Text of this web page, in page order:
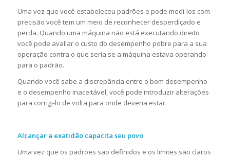
Uma vez que você estabeleceu padrões e pode medi-los com
precisão você tem um meio de reconhecer desperdiçado e
perda. Quando uma máquina não está executando direito
você pode avaliar o custo do desempenho pobre para a sua
operação contra o que seria se a máquina estava operando
para o padrão.
Quando você sabe a discrepância entre o bom desempenho
e o desempenho inaceitável, você pode introduzir alterações
para corrigi-lo de volta para onde deveria estar.
Alcançar a exatidão capacita seu povo
Uma vez que os padrões são definidos e os limites são claros